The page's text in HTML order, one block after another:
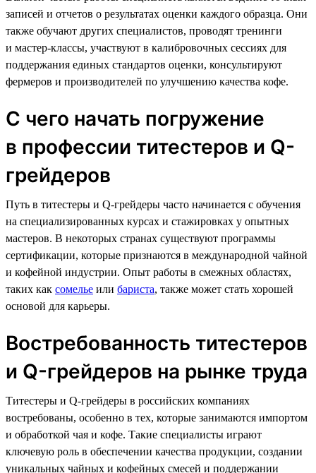
записей и отчетов о результатах оценки каждого образца. Они
также обучают других специалистов, проводят тренинги
и мастер-классы, участвуют в калибровочных сессиях для
поддержания единых стандартов оценки, консультируют
фермеров и производителей по улучшению качества кофе.
С чего начать погружение
в профессии титестеров и Q-
грейдеров
Путь в титестеры и Q-грейдеры часто начинается с обучения
на специализированных курсах и стажировках у опытных
мастеров. В некоторых странах существуют программы
сертификации, которые признаются в международной чайной
и кофейной индустрии. Опыт работы в смежных областях,
таких как сомелье или бариста, также может стать хорошей
основой для карьеры.
Востребованность титестеров
и Q-грейдеров на рынке труда
Титестеры и Q-грейдеры в российских компаниях
востребованы, особенно в тех, которые занимаются импортом
и обработкой чая и кофе. Такие специалисты играют
ключевую роль в обеспечении качества продукции, создании
уникальных чайных и кофейных смесей и поддержании